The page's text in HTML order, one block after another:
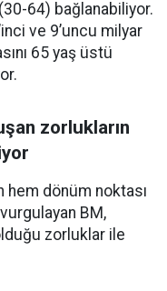
64) bağlanabiliyor.
ve 9’uncu milyar
65 yaş üstü
zorlukların
hem dönüm noktası
BM,
zorluklar ile